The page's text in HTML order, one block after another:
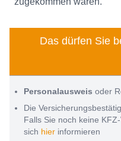
Das dürfen Sie
Personalausweis oder
Die
Falls Sie noch keine
sich hier informieren